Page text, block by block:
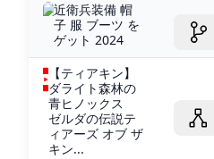
近衛兵装備 帽
子 服 ブーツ を
ゲット 2024
【ティアキン】
ダライト森林の
青ヒノックス
ゼルダの伝説テ
ィアーズ オブ ザ
キン...